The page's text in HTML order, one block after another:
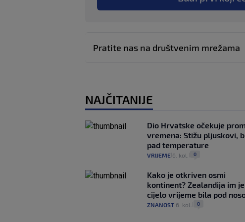
Pratite nas na društvenim mrežama
NAJČITANIJE
Dio Hrvatske očekuje
vremena: Stižu pljuskovi,
pad temperature
VRIJEME 6. kol. 0
Kako je otkriven osmi
kontinent? Zealandija im je
cijelo vrijeme bila pod
ZNANOST 6. kol. 0